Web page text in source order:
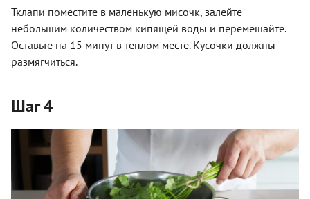
Тклапи поместите в маленькую мисочк, залейте
небольшим количеством кипящей воды и перемешайте.
Оставьте на 15 минут в теплом месте. Кусочки должны
размягчиться.
Шаг 4